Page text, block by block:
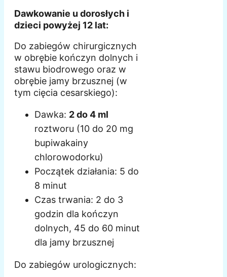
Dawkowanie u dorosłych i
dzieci powyżej 12 lat:
Do zabiegów chirurgicznych
w obrębie kończyn dolnych i
stawu biodrowego oraz w
obrębie jamy brzusznej (w
tym cięcia cesarskiego):
Dawka: 2 do 4 ml
roztworu (10 do 20 mg
bupiwakainy
chlorowodorku)
Początek działania: 5 do
8 minut
Czas trwania: 2 do 3
godzin dla kończyn
dolnych, 45 do 60 minut
dla jamy brzusznej
Do zabiegów urologicznych: